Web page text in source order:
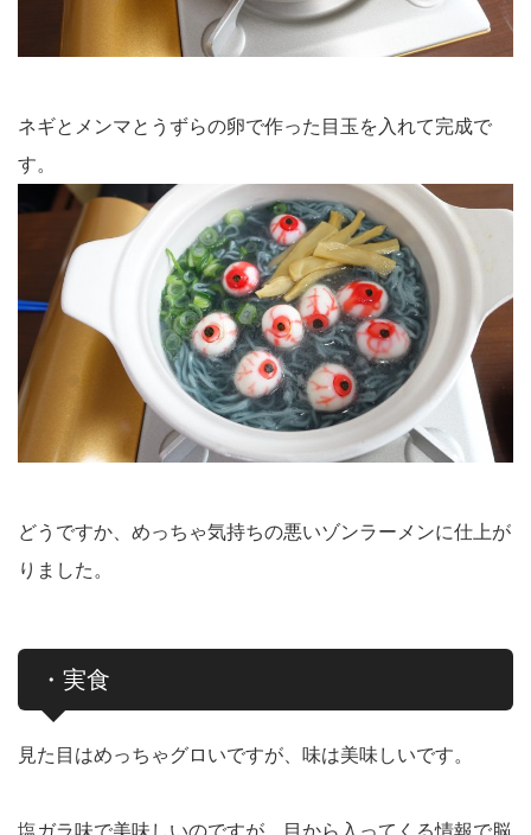
ネギとメンマとうずらの卵で作った目玉を入れて完成で
す。
どうですか、めっちゃ気持ちの悪いゾンラーメンに仕上が
りました。
・実食
見た目はめっちゃグロいですが、味は美味しいです。
塩ガラ味で美味しいのですが、目から入ってくる情報で脳